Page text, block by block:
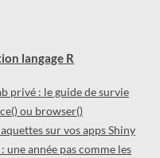
langage R
privé : le guide de survie
ou browser()
sur vos apps Shiny
une année pas comme les